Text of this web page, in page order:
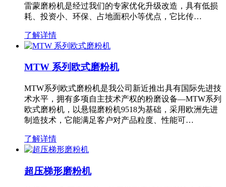
雷蒙磨粉机是经过我们的专家优化升级改造，具有低损
耗、投资小、环保、占地面积小等优点，它比传…
了解详情
MTW 系列欧式磨粉机
MTW系列欧式磨粉机是我公司新近推出具有国际先进技
术水平，拥有多项自主技术产权的粉磨设备—MTW系列
欧式磨粉机，以悬辊磨粉机9518为基础，采用欧洲先进
制造技术，它能满足客户对产品粒度、性能可…
了解详情
超压梯形磨粉机